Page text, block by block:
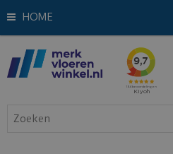
HOME